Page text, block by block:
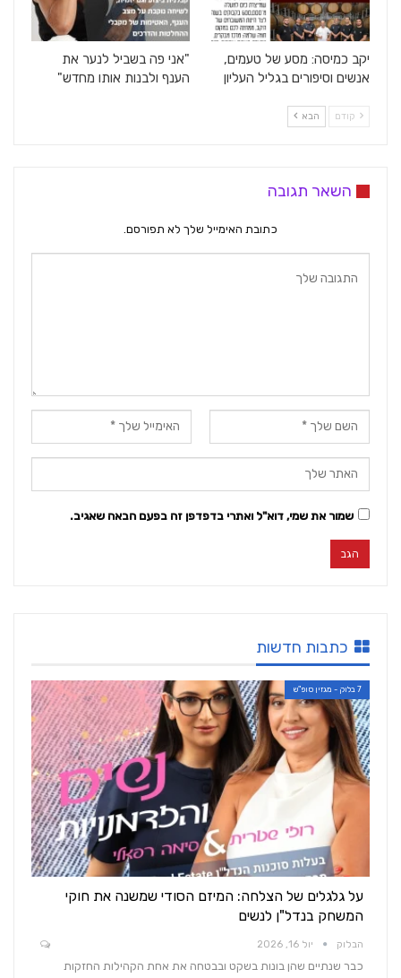
יקב כמיסה: מסע של טעמים,
אנשים וסיפורים בגליל העליון
"אני פה בשביל לנער את
הענף ולבנות אותו מחדש"
קודם הבא
השאר תגובה
כתובת האימייל שלך לא תפורסם.
שמור את שמי, דוא"ל ואתרי בדפדפן זה בפעם הבאה שאגיב.
כתבות חדשות
7 בלוק - מגזין סופ"ש
על גלגלים של הצלחה: המיזם הסודי שמשנה את חוקי
המשחק בנדל"ן לנשים
הבלוק יול 16, 2026
כבר שנתיים שהן בונות בשקט ובבטחה את אחת הקהילות החזקות